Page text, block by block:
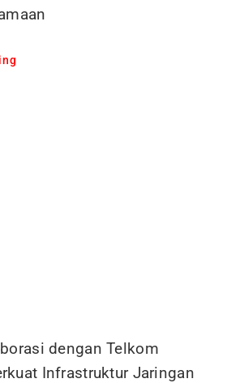
dengan Telkom
Infrastruktur Jaringan